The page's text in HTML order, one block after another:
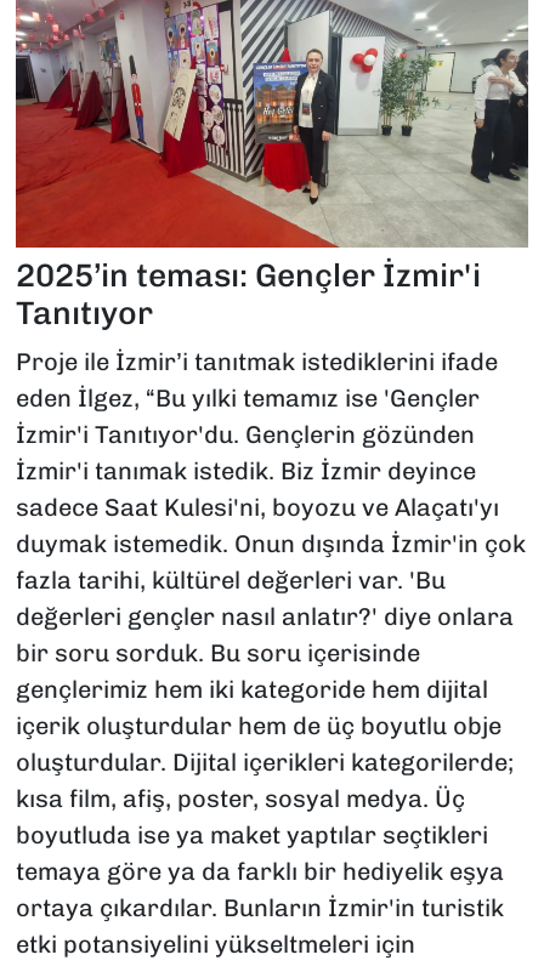
2025’in teması: Gençler İzmir'i
Tanıtıyor
Proje ile İzmir’i tanıtmak istediklerini ifade
eden İlgez, “Bu yılki temamız ise 'Gençler
İzmir'i Tanıtıyor'du. Gençlerin gözünden
İzmir'i tanımak istedik. Biz İzmir deyince
sadece Saat Kulesi'ni, boyozu ve Alaçatı'yı
duymak istemedik. Onun dışında İzmir'in çok
fazla tarihi, kültürel değerleri var. 'Bu
değerleri gençler nasıl anlatır?' diye onlara
bir soru sorduk. Bu soru içerisinde
gençlerimiz hem iki kategoride hem dijital
içerik oluşturdular hem de üç boyutlu obje
oluşturdular. Dijital içerikleri kategorilerde;
kısa film, afiş, poster, sosyal medya. Üç
boyutluda ise ya maket yaptılar seçtikleri
temaya göre ya da farklı bir hediyelik eşya
ortaya çıkardılar. Bunların İzmir'in turistik
etki potansiyelini yükseltmeleri için